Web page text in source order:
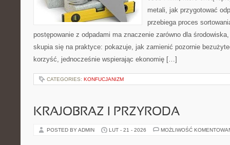
metali, jak przygotować
przebiega proces
postępowanie z odpadami ma znaczenie zarówno dla
skupia się na praktyce: pokazuje, jak zamienić pozornie
korzyść, jednocześnie wspierając ekonomię […]
CATEGORIES: KONFUCJANIZM
KRAJOBRAZ I PRZYRODA
POSTED BY ADMIN LUT - 21 - 2026 MOŻLIWOŚĆ